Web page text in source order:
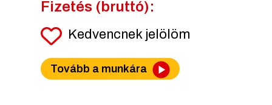
Fizetés (bruttó):
Kedvencnek jelölöm
Tovább a munkára